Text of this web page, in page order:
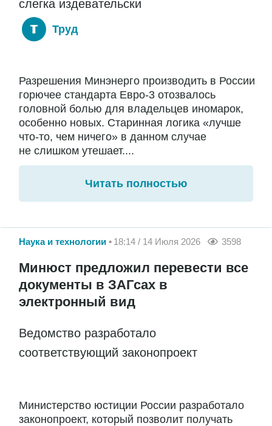
слегка издевательски
Труд
Разрешения Минэнерго производить в России
горючее стандарта Евро-3 отозвалось
головной болью для владельцев иномарок,
особенно новых. Старинная логика «лучше
что-то, чем ничего» в данном случае
не слишком утешает....
Читать полностью
Наука и технологии 18:14 / 14 Июля 2026 3598
Минюст предложил перевести все
документы в ЗАГсах в
электронный вид
Ведомство разработало
соответствующий законопроект
Министерство юстиции России разработало
законопроект, который позволит получать